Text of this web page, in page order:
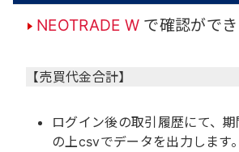
NEOTRADE W で確認ができ
【売買代金合計】
ログイン後の取引履歴にて、
の上csvでデータを出力します